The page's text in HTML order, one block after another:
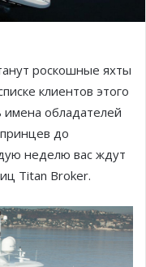
роскошные яхты
клиентов этого
имена обладателей
до
неделю вас ждут
Titan Broker.